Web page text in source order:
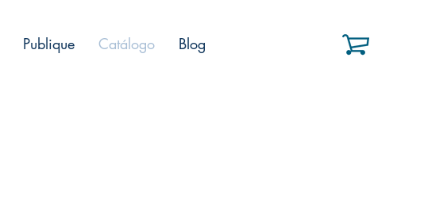
Publique Catálogo Blog